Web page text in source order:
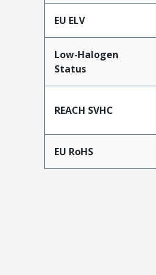
EU ELV
Low-Halogen
Status
REACH SVHC
EU RoHS